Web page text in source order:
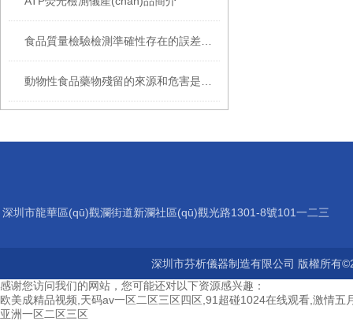
深圳市龍華區(qū)觀瀾街道新瀾社區(qū)觀光路1301-8號101一二三
深圳市芬析儀器制造有限公司 版權所有
感谢您访问我们的网站，您可能还对以下资源感兴趣：
欧美成精品视频,天码av一区二区三区四区,91超碰1024在线观看,激情
亚洲一区二区三区